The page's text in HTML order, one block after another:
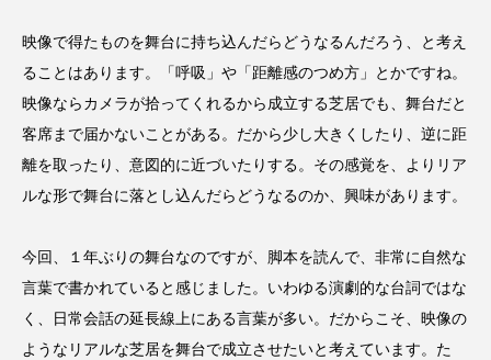
映像で得たものを舞台に持ち込んだらどうなるんだろう、と考え
ることはあります。「呼吸」や「距離感のつめ方」とかですね。
映像ならカメラが拾ってくれるから成立する芝居でも、舞台だと
客席まで届かないことがある。だから少し大きくしたり、逆に距
離を取ったり、意図的に近づいたりする。その感覚を、よりリア
ルな形で舞台に落とし込んだらどうなるのか、興味があります。
今回、１年ぶりの舞台なのですが、脚本を読んで、非常に自然な
言葉で書かれていると感じました。いわゆる演劇的な台詞ではな
く、日常会話の延長線上にある言葉が多い。だからこそ、映像の
ようなリアルな芝居を舞台で成立させたいと考えています。た